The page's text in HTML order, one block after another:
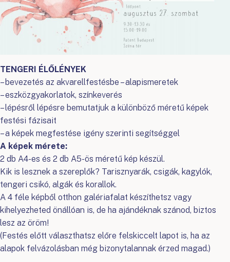
TENGERI ÉLŐLÉNYEK
– bevezetés az akvarellfestésbe – alapismeretek
– eszközgyakorlatok, színkeverés
– lépésről lépésre bemutatjuk a különböző méretű képek
festési fázisait
– a képek megfestése igény szerinti segítséggel
A képek mérete:
2 db A4-es és 2 db A5-ös méretű kép készül.
Kik is lesznek a szereplők? Tarisznyarák, csigák, kagylók,
tengeri csikó, algák és korallok.
A 4 féle képből otthon galériafalat készíthetsz vagy
kihelyezheted önállóan is, de ha ajándéknak szánod, biztos
lesz az öröm!
(Festés előtt választhatsz előre felskiccelt lapot is, ha az
alapok felvázolásban még bizonytalannak érzed magad.)